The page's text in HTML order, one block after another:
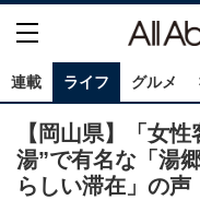
連載 ライフ グルメ
【岡山県】「女
湯”で有名な「湯
らしい滞在」の声